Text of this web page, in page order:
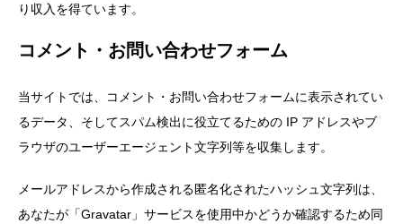
り収入を得ています。
コメント・お問い合わせフォーム
当サイトでは、コメント・お問い合わせフォームに表示されてい
るデータ、そしてスパム検出に役立てるための IP アドレスやブ
ラウザのユーザーエージェント文字列等を収集します。
メールアドレスから作成される匿名化されたハッシュ文字列は、
あなたが「Gravatar」サービスを使用中かどうか確認するため同